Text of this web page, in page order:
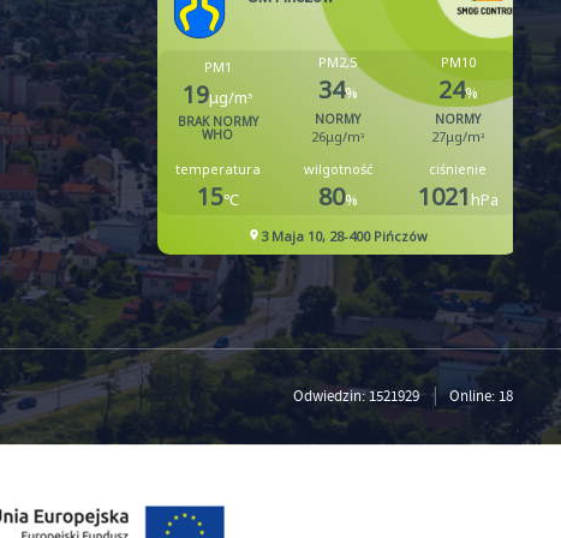
Odwiedzin: 1521929 Online: 18